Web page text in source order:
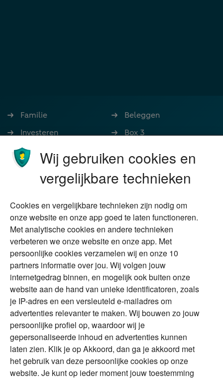
Familie
Investeren
Ondernemen
Stoppen met werken
Wonen
Beleggen
Box 3
Schenken
Duurzaam
Vermogensplanning
Tweede huis in
buitenland
DGA
Erfenis
Over Financial Focus
Specialisten
Financial Focus
magazine
The Exit Years
Contact
Alles voor en over vermogenden.
Wij gebruiken cookies en
vergelijkbare technieken
Cookies en vergelijkbare technieken zijn nodig om
onze website en onze app goed te laten functioneren.
Met analytische cookies en andere technieken
verbeteren we onze website en onze app. Met
persoonlijke cookies verzamelen wij en onze 10
partners informatie over jou. Wij volgen jouw
internetgedrag binnen, en mogelijk ook buiten onze
website aan de hand van unieke identificatoren, zoals
je IP-adres en een versleuteld e-mailadres om
advertenties relevanter te maken. Wij bouwen zo jouw
persoonlijke profiel op, waardoor wij je
gepersonaliseerde inhoud en advertenties kunnen
laten zien. Klik je op Akkoord, dan ga je akkoord met
het gebruik van deze persoonlijke cookies op onze
website. Je kunt op ieder moment jouw toestemming